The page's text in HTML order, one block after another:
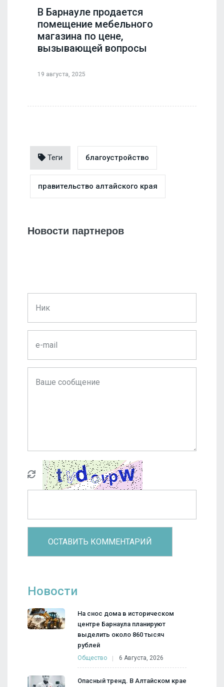
В Барнауле продается
помещение мебельного
магазина по цене,
вызывающей вопросы
19 августа, 2025
Теги благоустройство
правительство алтайского края
Новости партнеров
Новости
На снос дома в историческом
центре Барнаула планируют
выделить около 860 тысяч
рублей
Общество 6 Августа, 2026
Опасный тренд. В Алтайском крае